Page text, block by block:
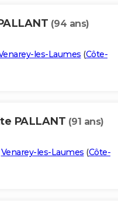
(94 ans)
les-Laumes (Côte-
PALLANT (91 ans)
Venarey-les-Laumes (Côte-